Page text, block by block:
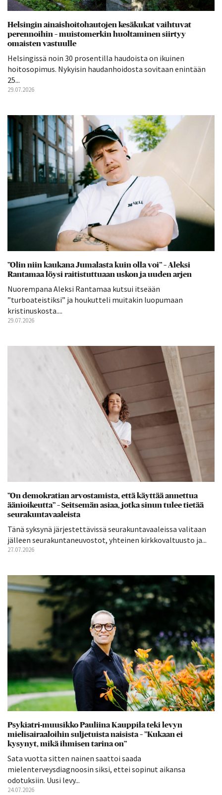
Helsingin ainaishoitohautojen kesäkukat vaihtuvat
perennoihin – muistomerkin huoltaminen siirtyy
omaisten vastuulle
Helsingissä noin 30 prosentilla haudoista on ikuinen
hoitosopimus. Nykyisin haudanhoidosta sovitaan enintään
25...
29.07.2026
”Olin niin kaukana Jumalasta kuin olla voi” – Aleksi
Rantamaa löysi raitistuttuaan uskon ja uuden arjen
Nuorempana Aleksi Rantamaa kutsui itseään
”turboateistiksi” ja houkutteli muitakin luopumaan
kristinuskosta....
29.07.2026
”On demokratian arvostamista, että käyttää annettua
äänioikeutta” – Seitsemän asiaa, jotka sinun tulee tietää
seurakuntavaaleista
Tänä syksynä järjestettävissä seurakuntavaaleissa valitaan
jälleen seurakuntaneuvostot, yhteinen kirkkovaltuusto ja...
27.07.2026
Psykiatri-muusikko Pauliina Kauppila teki levyn
mielisairaaloihin suljetuista naisista – ”Kukaan ei
kysynyt, mikä ihmisen tarina on”
Sata vuotta sitten nainen saattoi saada
mielenterveysdiagnoosin siksi, ettei sopinut aikansa
odotuksiin. Uusi levy...
24.07.2026